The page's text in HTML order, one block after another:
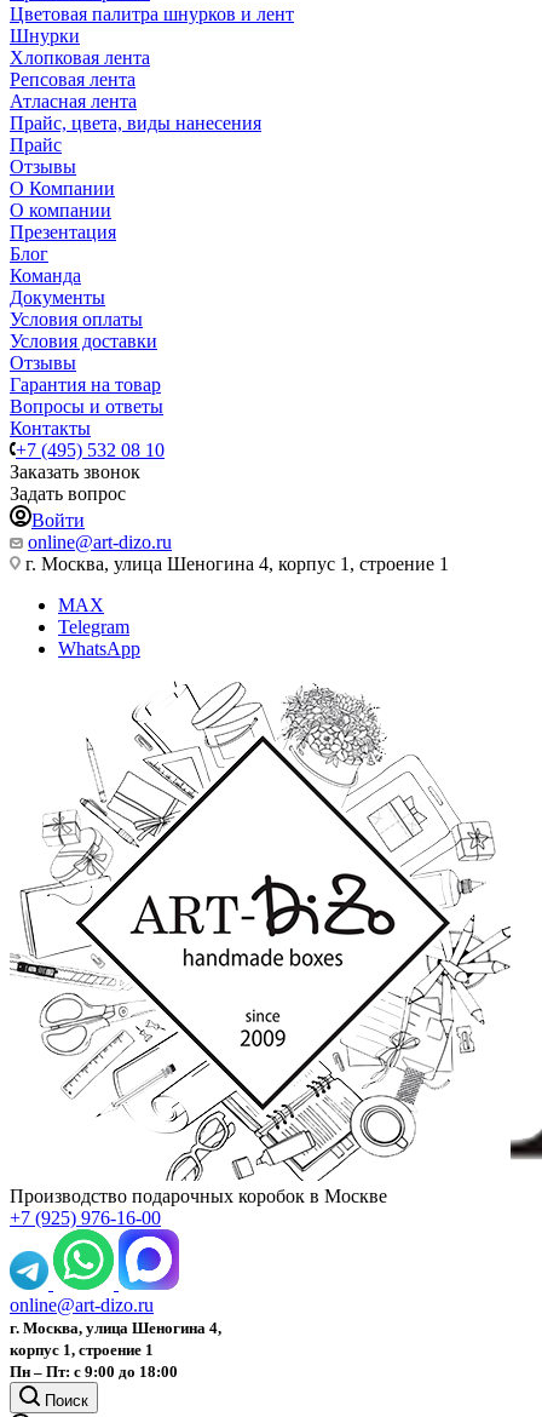
Цветовая палитра шнурков и лент
Шнурки
Хлопковая лента
Репсовая лента
Атласная лента
Прайс, цвета, виды нанесения
Прайс
Отзывы
О Компании
О компании
Презентация
Блог
Команда
Документы
Условия оплаты
Условия доставки
Отзывы
Гарантия на товар
Вопросы и ответы
Контакты
+7 (495) 532 08 10
Заказать звонок
Задать вопрос
Войти
online@art-dizo.ru
г. Москва, улица Шеногина 4, корпус 1, строение 1
MAX
Telegram
WhatsApp
Производство подарочных коробок в Москве
+7 (925) 976-16-00
online@art-dizo.ru
г. Москва, улица Шеногина 4,
корпус 1, строение 1
Пн – Пт: с 9:00 до 18:00
Поиск